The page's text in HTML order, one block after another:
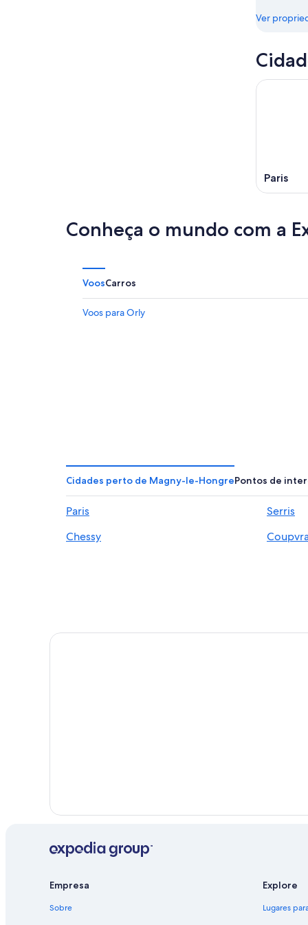
ago.
-
de
ago.
Ver
Paris
Conheça o mundo com a
VoosCarros
Voos para Orly
Cidades perto de Magny-le-HongrePontos de
Paris Serris
Chessy
Empresa
Sobre
Explore
Lugares